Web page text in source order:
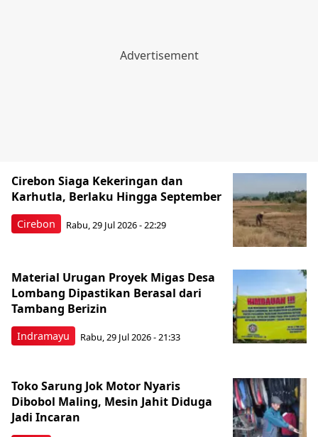
Cirebon
Cirebon Siaga Kekeringan dan
Karhutla, Berlaku Hingga September
Rabu, 29 Jul 2026 - 22:29
Indramayu
Material Urugan Proyek Migas Desa
Lombang Dipastikan Berasal dari
Tambang Berizin
Rabu, 29 Jul 2026 - 21:33
Toko Sarung Jok Motor Nyaris
Dibobol Maling, Mesin Jahit Diduga
Jadi Incaran